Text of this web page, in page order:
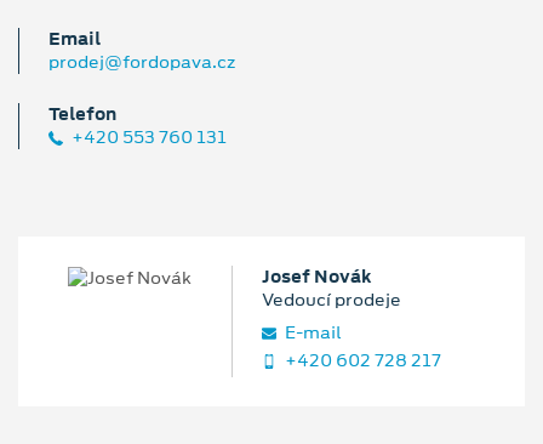
Email
prodej@fordopava.cz
Telefon
+420 553 760 131
Josef Novák
Vedoucí prodeje
E‑mail
+420 602 728 217